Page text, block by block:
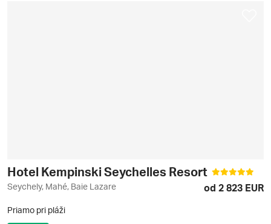
Hotel Kempinski Seychelles Resort
Seychely, Mahé, Baie Lazare od 2 823 EUR
Priamo pri pláži